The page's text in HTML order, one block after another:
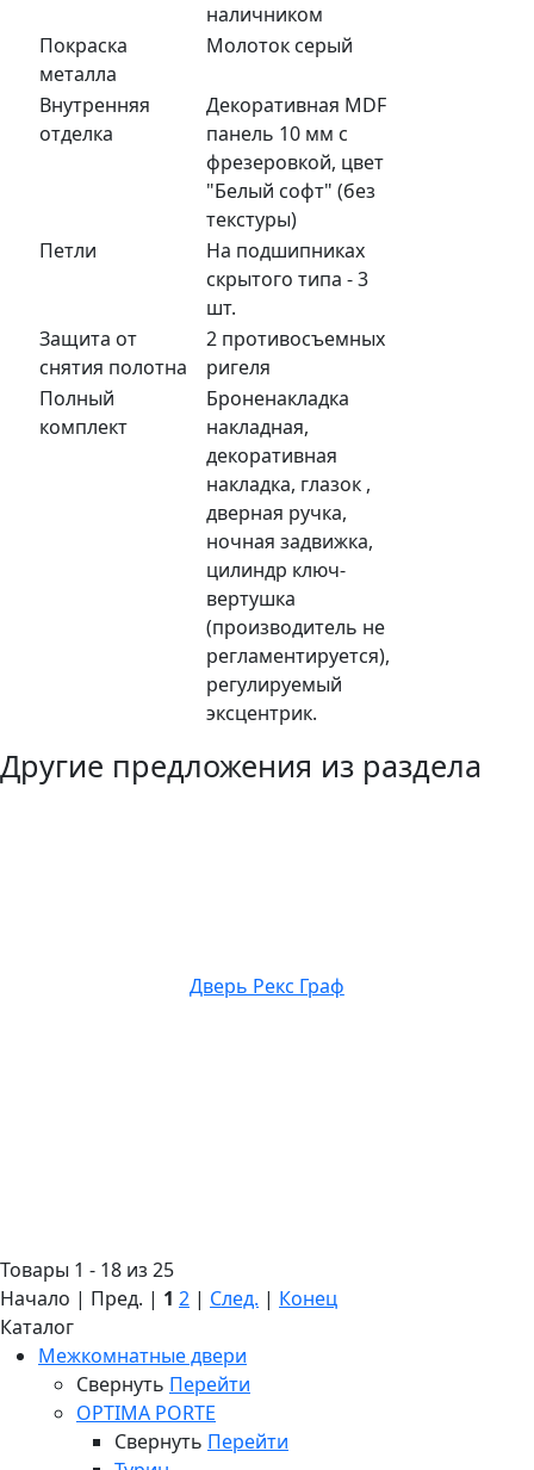
наличником
Покраска
металла
Молоток серый
Внутренняя
отделка
Декоративная MDF
панель 10 мм с
фрезеровкой, цвет
"Белый софт" (без
текстуры)
Петли
На подшипниках
скрытого типа - 3
шт.
Защита от
снятия полотна
2 противосъемных
ригеля
Полный
комплект
Броненакладка
накладная,
декоративная
накладка, глазок ,
дверная ручка,
ночная задвижка,
цилиндр ключ-
вертушка
(производитель не
регламентируется),
регулируемый
эксцентрик.
Другие предложения из раздела
Дверь Рекс Граф
72 611 руб.
Товары 1 - 18 из 25
Начало | Пред. | 1 2 | След. | Конец
Каталог
Межкомнатные двери
Свернуть Перейти
OPTIMA PORTE
Свернуть Перейти